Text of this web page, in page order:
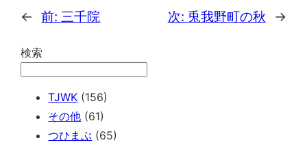
← 前: 三千院 次: 兎我野町の秋 →
検索
TJWK (156)
その他 (61)
つひまぶ (65)